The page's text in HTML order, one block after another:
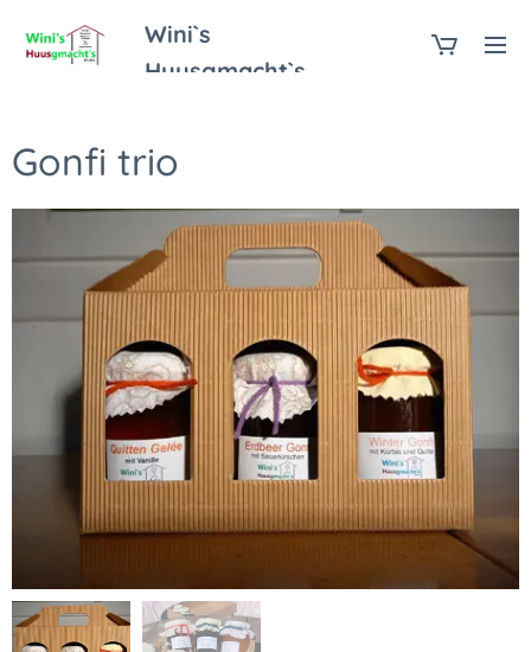
Wini`s
Huusgmacht`s
Gonfi trio